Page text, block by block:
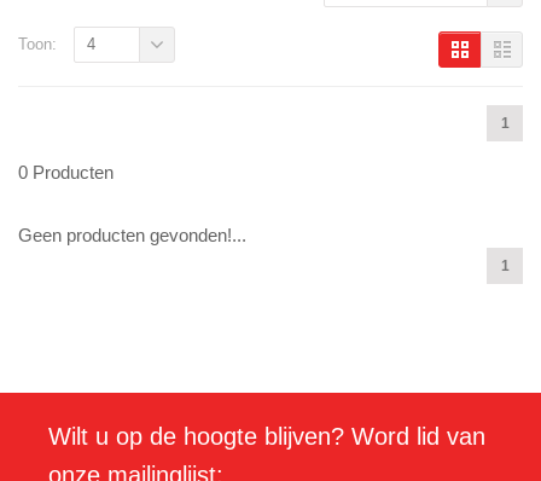
1
Toon: 4
0 Producten
Geen producten gevonden!...
1
Wilt u op de hoogte blijven? Word lid van
onze mailinglijst: